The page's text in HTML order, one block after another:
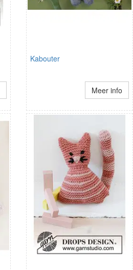
Kabouter
Meer info